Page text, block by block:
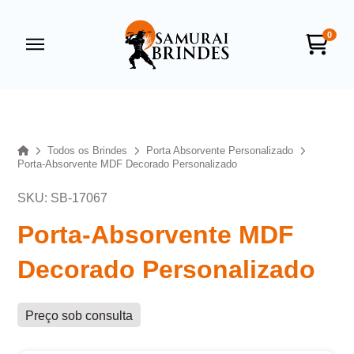
0
HomeTodos os Brindes
Porta Absorvente Personalizado
Porta-Absorvente MDF Decorado Personalizado
SKU: SB-17067
Porta-Absorvente MDF
Decorado Personalizado
Preço sob consulta